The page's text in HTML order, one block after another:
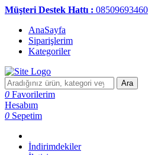
Müşteri Destek Hattı : 08509693460
AnaSayfa
Siparişlerim
Kategoriler
Ara
0 Favorilerim
Hesabım
0 Sepetim
İndirimdekiler